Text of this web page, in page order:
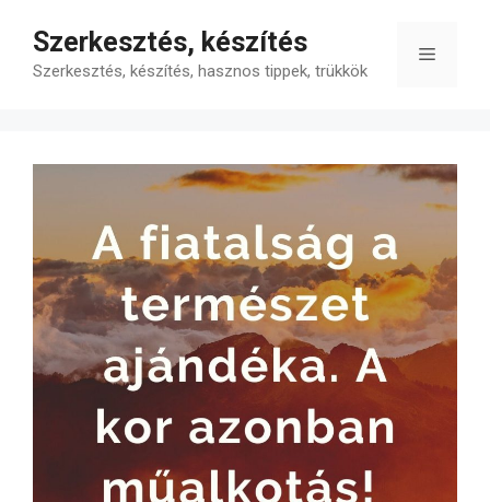
tartalomba
Szerkesztés, készítés
Szerkesztés, készítés, hasznos tippek, trükkök
Menü